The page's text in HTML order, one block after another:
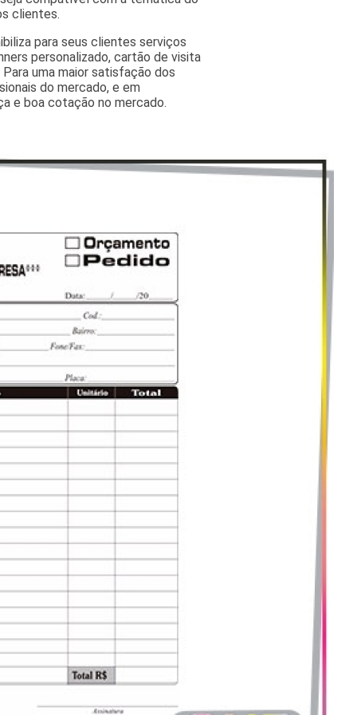
clientes.
para seus clientes serviços
personalizado, cartão de visita
uma maior satisfação dos
do mercado, e em
e boa cotação no mercado.